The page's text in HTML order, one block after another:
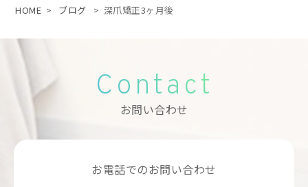
HOME > ブログ > 深爪矯正3ヶ月後
Contact
お問い合わせ
お電話でのお問い合わせ